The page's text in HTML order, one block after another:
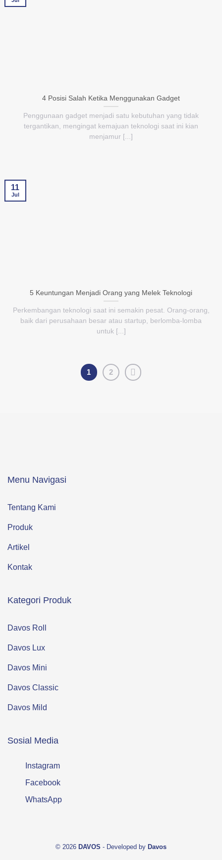
4 Posisi Salah Ketika Menggunakan Gadget
Penggunaan gadget menjadi satu kebutuhan yang tidak
tergantikan, mengingat kemajuan teknologi saat ini kian
menjamur [...]
5 Keuntungan Menjadi Orang yang Melek Teknologi
Perkembangan teknologi saat ini semakin pesat. Orang-orang,
baik dari perusahaan besar atau startup, berlomba-lomba
untuk [...]
11
Jul
1 2
Menu Navigasi
Tentang Kami
Produk
Artikel
Kontak
Kategori Produk
Davos Roll
Davos Lux
Davos Mini
Davos Classic
Davos Mild
Sosial Media
Instagram
Facebook
WhatsApp
© 2026 DAVOS - Developed by Davos